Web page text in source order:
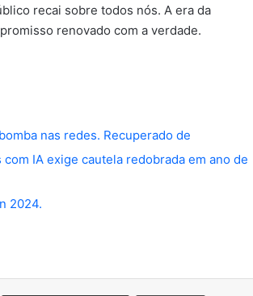
recai sobre todos nós. A era da
renovado com a verdade.
nas redes. Recuperado de
IA exige cautela redobrada em ano de
2024.